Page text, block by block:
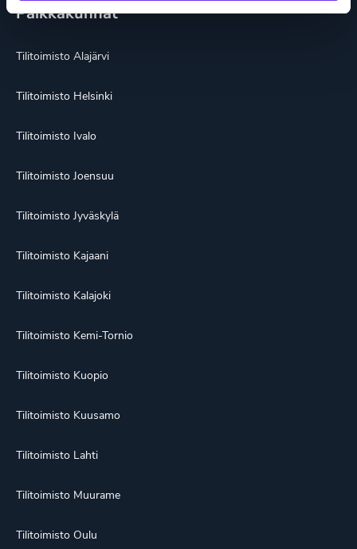
Paikkakunnat
Tilitoimisto Alajärvi
Tilitoimisto Helsinki
Tilitoimisto Ivalo
Tilitoimisto Joensuu
Tilitoimisto Jyväskylä
Tilitoimisto Kajaani
Tilitoimisto Kalajoki
Tilitoimisto Kemi-Tornio
Tilitoimisto Kuopio
Tilitoimisto Kuusamo
Tilitoimisto Lahti
Tilitoimisto Muurame
Tilitoimisto Oulu